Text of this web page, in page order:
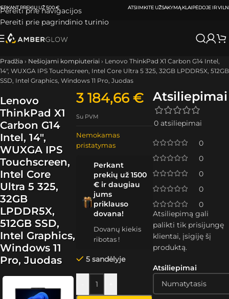
Pereiti prie navigacijos
Pereiti prie pagrindinio turinio
ATSIIMKITE UŽSAKYMĄ KLAIPĖDOJE IR VILNIUJEPER0-3 DARBO DIENAS.
Pradžia › Nešiojami kompiuteriai › Lenovo ThinkPad X1 Carbon G14 Intel,
14″, WUXGA IPS Touchscreen, Intel Core Ultra 5 325, 32GB LPDDR5X, 512GB
SSD, Intel Graphics, Windows 11 Pro, Juodas
Lenovo
ThinkPad X1
Carbon G14
Intel, 14″,
WUXGA IPS
Touchscreen,
Intel Core
Ultra 5 325,
32GB
LPDDR5X,
512GB SSD,
Intel Graphics,
Windows 11
Pro, Juodas
3 184,66€
Su PVM
Nemokamas
pristatymas
Perkant
prekių už 1500
€ ir daugiau
jums
priklauso
dovana!
Dovanų kiekis
ribotas !
5 sandėlyje
Atsiliepimai
0 atsiliepimai
0
0
0
0
0
Atsiliepimai
Atsiliepimą gali
palikti tik prisijungę
klientai, įsigiję šį
produktą.